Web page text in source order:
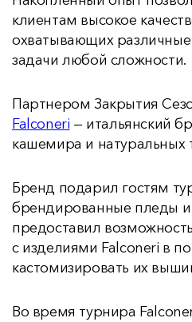
клиентам высокое
охватывающих
задачи любой сложности.
Партнером Закрытия
Falconeri — итальянский
кашемира и натуральных
Бренд подарил гостям
брендированные пледы и
предоставил
с изделиями Falconeri в
кастомизировать их
Во время турнира